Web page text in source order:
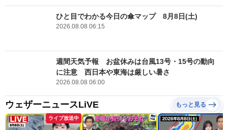
ひと目でわかる今日の傘マップ 8月8日(土)
2026.08.08 06:15
週間天気予報 お盆休みは台風13号・15号の動向
に注意 西日本や東海は厳しい暑さ
2026.08.08 06:00
ウェザーニュースLiVE もっと見る
ライブ放送中